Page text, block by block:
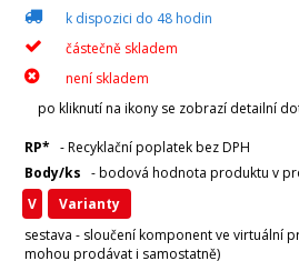
k dispozici do 48 hodin
částečně skladem
není skladem
po kliknutí na ikony se zobrazí detailní
RP* - Recyklační poplatek bez DPH
Body/ks - bodová hodnota produktu v
v
varianty
sestava - sloučení komponent ve virtuální
mohou prodávat i samostatně)